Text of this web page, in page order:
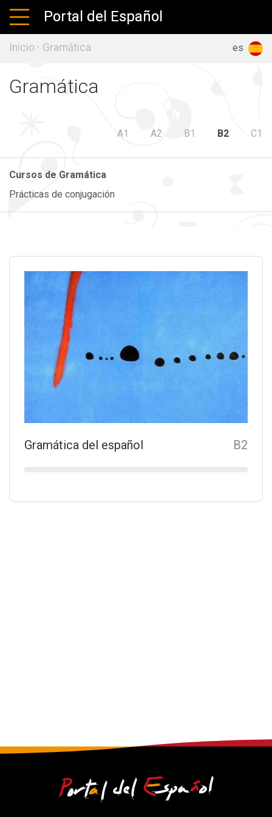
Portal del Español
Inicio · Gramática es
Gramática
A1 A2 B1 B2 C1
Cursos de Gramática
Prácticas de conjugación
B2
Gramática del español